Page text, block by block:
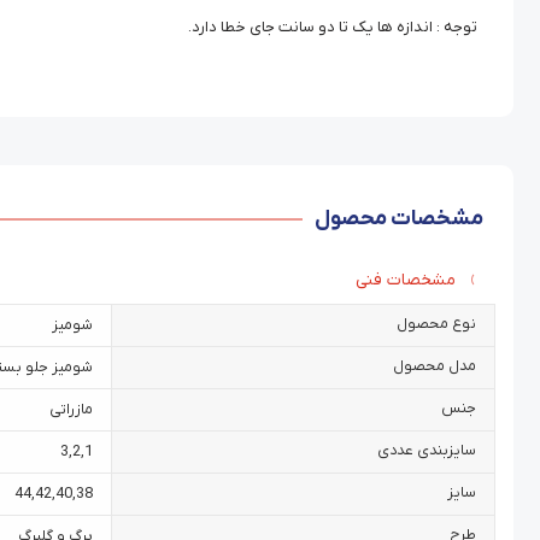
توجه : اندازه ها یک تا دو سانت جای خطا دارد.
مشخصات محصول
مشخصات فنی
نوع محصول شومیز
مدل محصول شومیز جلو
جنس مازراتی
سایزبندی عددی 1
,
2
,
3
سایز 38
,
40
,
42
,
44
طرح برگ و گلبرگ